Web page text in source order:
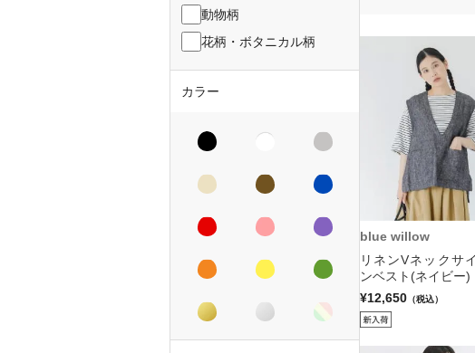
動物柄
花柄・ボタニカル柄
カラー
blue willow
リネンVネックサ
ンベスト(ネイビー)
¥12,650 （税込）